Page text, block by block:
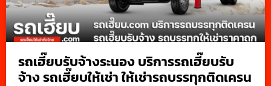
รถเฮี๊ยบรับจ้างระนอง บริการรถเฮี๊ยบรับ
จ้าง รถเฮี๊ยบให้เช่า ให้เช่ารถบรรทุกติดเครน